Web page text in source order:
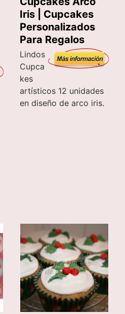
Iris | Cupcakes
Personalizados
Para Regalos
Lindos
Cupca
kes
artísticos 12 unidades
en diseño de arco iris.